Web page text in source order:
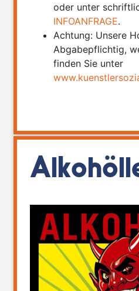
oder unter
INFOANFRAGE.
Achtung: Unsere
Abgabepflichtig,
finden Sie unter